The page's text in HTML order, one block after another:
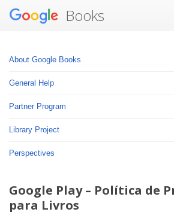
Books
About Google Books
General Help
Partner Program
Library Project
Perspectives
Google Play – Política de
para Livros